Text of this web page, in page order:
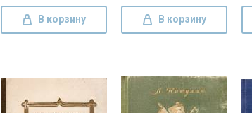
В корзину В корзину